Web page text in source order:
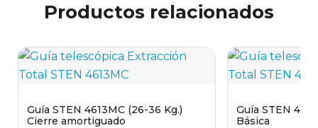
Productos relacionados
Guía STEN 4613MC (26-36 Kg.)
Cierre amortiguado
Guía STEN
Básica